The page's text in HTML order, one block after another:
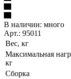
В наличии: много
Арт.: 95011
Вес, кг
Максимальная
кг
Сборка